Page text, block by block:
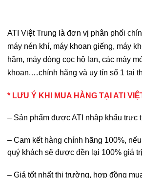
ATI Việt Trung là đơn vị phân phối
máy nén khí, máy khoan giếng, máy
hầm, máy đóng cọc hộ lan, các máy
khoan,…chính hãng và uy tín số 1 tại
* LƯU Ý KHI MUA HÀNG TẠI ATI
– Sản phẩm được ATI nhập khẩu trực
– Cam kết hàng chính hãng 100%,
quý khách sẽ được đền lại 100% giá
– Giá tốt nhất thị trường, hợp đồng